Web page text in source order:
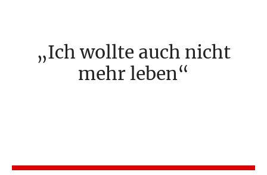
Ich wollte auch nicht
mehr leben